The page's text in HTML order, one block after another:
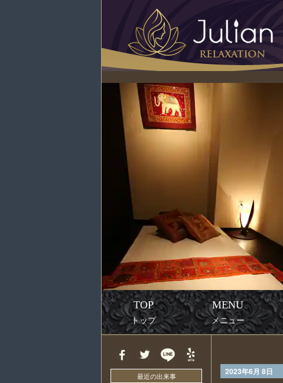
TOP
トップ
MENU
メニュー
2023年6月 8日
最近の出来事